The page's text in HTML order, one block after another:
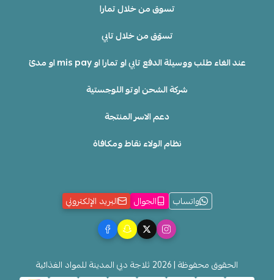
تسوق من خلال تمارا
تسوّق من خلال تابي
عند الغاء طلب ووسيلة الدفع تابي او تمارا او mis pay او مدئ
شركة الشحن اوتو اللوجستية
دعم الاسر المنتجة
نظام الولاء نقاط ومكافاة
واتساب الجوال البريد الإلكتروني
الحقوق محفوظة | 2026 ثلاجة دبي المدينة للمواد الغذائية